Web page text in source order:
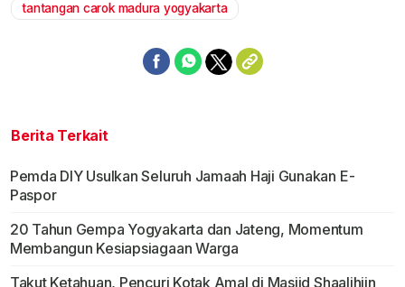
tantangan carok madura yogyakarta
Berita Terkait
Pemda DIY Usulkan Seluruh Jamaah Haji Gunakan E-
Paspor
20 Tahun Gempa Yogyakarta dan Jateng, Momentum
Membangun Kesiapsiagaan Warga
Takut Ketahuan, Pencuri Kotak Amal di Masjid Shaalihiin